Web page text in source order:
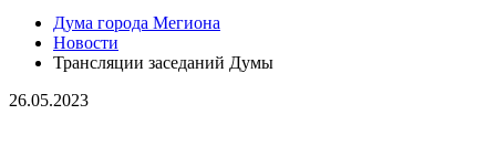
Дума города Мегиона
Новости
Трансляции заседаний Думы
26.05.2023